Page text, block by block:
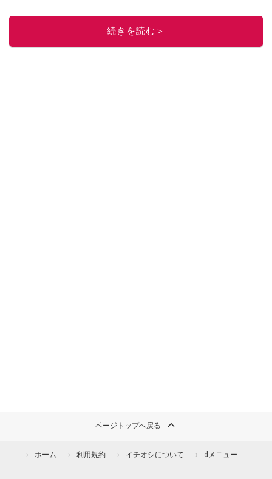
ニュースでフォロー
続きを読む＞
ページトップへ戻る
ホーム 利用規約 イチオシについて dメニュー